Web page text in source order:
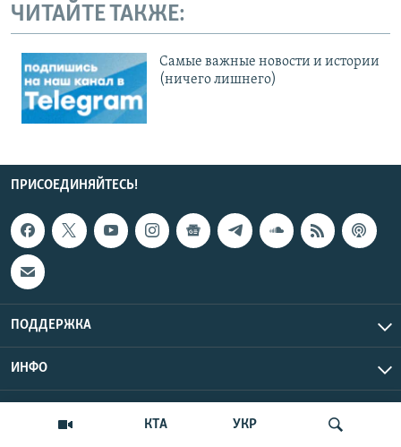
КТА УКР
ЧИТАЙТЕ ТАКЖЕ:
Cамые важные новости и истории
(ничего лишнего)
ПРИСОЕДИНЯЙТЕСЬ!
ПОДДЕРЖКА
ИНФО
Copyright Крым.Реалии, 2026 | Все права защищены.